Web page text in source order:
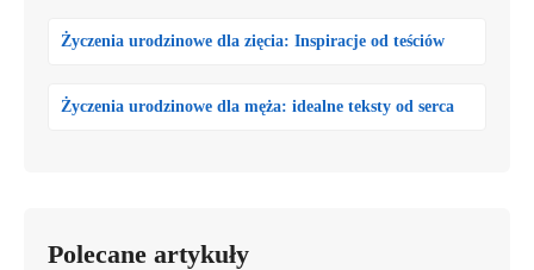
Życzenia urodzinowe dla zięcia: Inspiracje od teściów
Życzenia urodzinowe dla męża: idealne teksty od serca
Polecane artykuły